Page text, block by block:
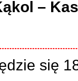
–
się